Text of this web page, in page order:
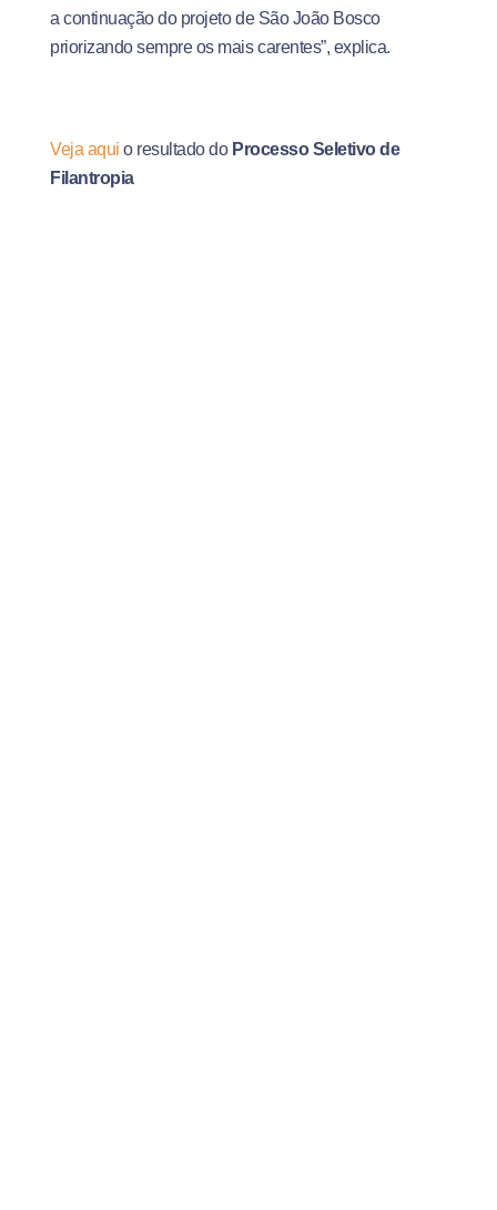
a continuação do projeto de São João Bosco
priorizando sempre os mais carentes”, explica.
Veja aquio resultado do Processo Seletivo de
Filantropia